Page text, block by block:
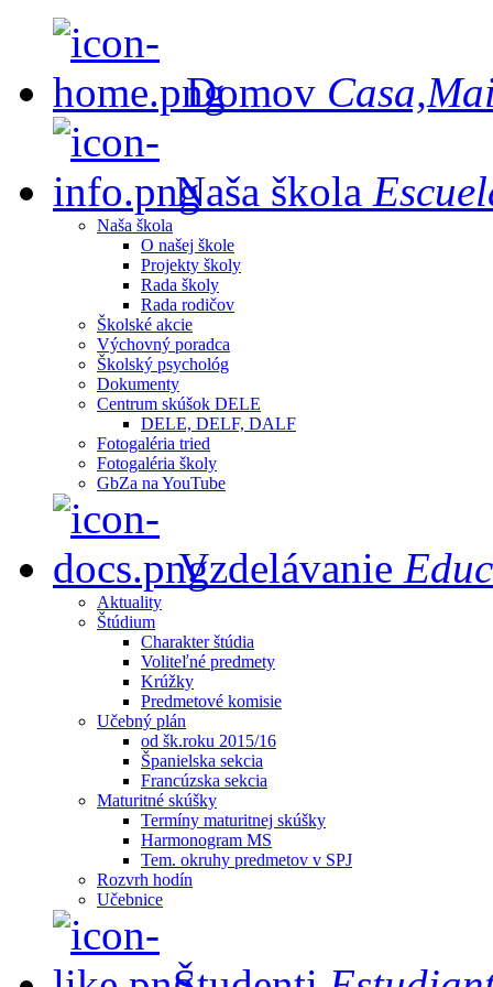
Domov
Naša škola
Naša škola
O našej škole
Projekty školy
Rada školy
Rada rodičov
Školské akcie
Výchovný poradca
Školský psychológ
Dokumenty
Centrum skúšok DELE
DELE, DELF, DALF
Fotogaléria tried
Fotogaléria školy
GbZa na YouTube
Vzdelávanie
Aktuality
Štúdium
Charakter štúdia
Voliteľné predmety
Krúžky
Predmetové komisie
Učebný plán
od šk.roku 2015/16
Španielska sekcia
Francúzska sekcia
Maturitné skúšky
Termíny maturitnej skúšky
Harmonogram MS
Tem. okruhy predmetov v SPJ
Rozvrh hodín
Učebnice